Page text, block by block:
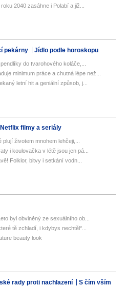
2040 zasáhne i Polabí a již...
pekárny Jídlo podle horoskopu
do tvarohového koláče,...
minimum práce a chutná lépe než...
letní hit a geniální způsob, j...
Netflix filmy a seriály
životem mnohem lehčeji,...
i koulovačka v létě jsou jen pá...
Folklor, bitvy i setkání vodn...
byl obviněný ze sexuálního ob...
tě zchladí, i kdybys nechtěl*...
beauty look
rady proti nachlazení
S čím vším